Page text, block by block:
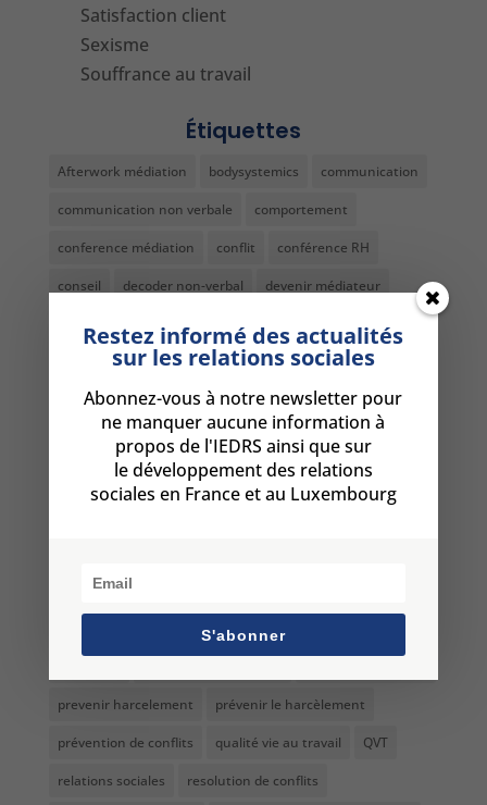
Satisfaction client
Sexisme
Souffrance au travail
Étiquettes
Afterwork médiation bodysystemics communication
communication non verbale comportement
conference médiation conflit conférence RH
conseil decoder non-verbal devenir médiateur
diplome médiateur formation
formation comportement formation DRH Paris
Formation médiation formation médiation Luxembourg
formation médiation metz formation non-verbal
Formation résolution conflits Paris harcèlement
manipulation bienveillante
médiateur Luxembourg médiateur professionnel Metz
prevenir harcelement prévenir le harcèlement
prévention de conflits qualité vie au travail QVT
relations sociales resolution de conflits
Restez informé des actualités
sur les relations sociales
Abonnez-vous à notre newsletter pour
ne manquer aucune information à
propos de l'IEDRS ainsi que sur
le développement des relations
sociales en France et au Luxembourg
S'abonner